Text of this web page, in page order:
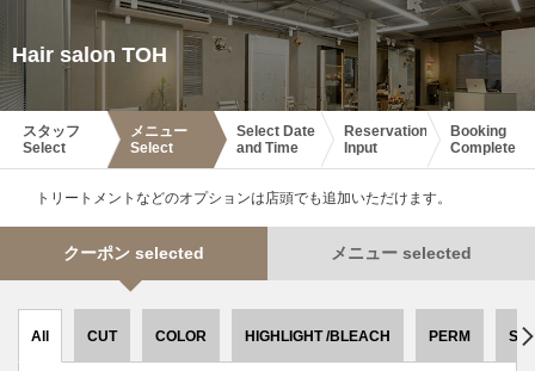
Hair salon TOH
スタッフ
Select
メニュー
Select
Select Date
and Time
Reservation
Input
Booking
Complete
トリートメントなどのオプションは店頭でも追加いただけます。
クーポン selected メニュー selected
All CUT COLOR HIGHLIGHT /BLEACH PERM